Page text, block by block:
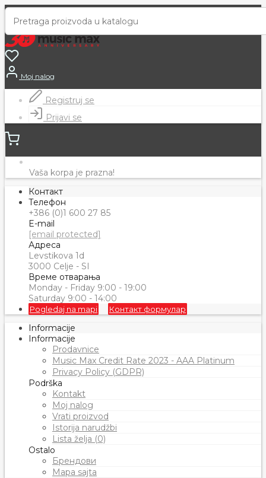
Moj nalog
Registruj se
Prijavi se
Vaša korpa je prazna!
Контакт
Телефон
+386 (0)1 600 27 85
E-mail
[email protected]
Адреса
Levstikova 1d
3000 Celje - SI
Време отварања
Monday - Friday 9:00 - 19:00
Saturday 9:00 - 14:00
Pogledaj na mapi Контакт формулар
Informacije
Informacije
Prodavnice
Music Max Credit Rate 2023 - AAA Platinum
Privacy Policy (GDPR)
Podrška
Kontakt
Moj nalog
Vrati proizvod
Istorija narudžbi
Lista želja (0)
Ostalo
Брендови
Mapa sajta